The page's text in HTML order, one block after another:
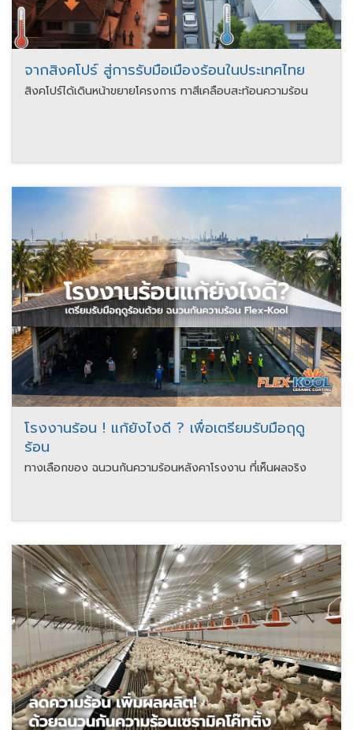
จากสิงคโปร์ สู่การรับมือเมืองร้อนในประเทศไทย
สิงคโปร์ได้เดินหน้าขยายโครงการ ทาสีเคลือบสะท้อนความร้อน
โรงงานร้อน ! แก้ยังไงดี ? เพื่อเตรียมรับมือฤดู
ร้อน
ทางเลือกของ ฉนวนกันความร้อนหลังคาโรงงาน ที่เห็นผลจริง